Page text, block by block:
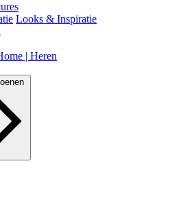
Looks & Inspiratie
| Heren